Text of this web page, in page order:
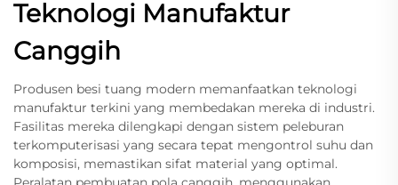
Teknologi Manufaktur
Canggih
Produsen besi tuang modern memanfaatkan teknologi
manufaktur terkini yang membedakan mereka di industri.
Fasilitas mereka dilengkapi dengan sistem peleburan
terkomputerisasi yang secara tepat mengontrol suhu dan
komposisi, memastikan sifat material yang optimal.